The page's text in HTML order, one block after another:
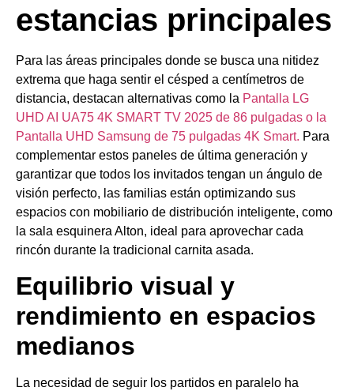
estancias principales
Para las áreas principales donde se busca una nitidez
extrema que haga sentir el césped a centímetros de
distancia, destacan alternativas como la Pantalla LG
UHD AI UA75 4K SMART TV 2025 de 86 pulgadas o la
Pantalla UHD Samsung de 75 pulgadas 4K Smart. Para
complementar estos paneles de última generación y
garantizar que todos los invitados tengan un ángulo de
visión perfecto, las familias están optimizando sus
espacios con mobiliario de distribución inteligente, como
la sala esquinera Alton, ideal para aprovechar cada
rincón durante la tradicional carnita asada.
Equilibrio visual y
rendimiento en espacios
medianos
La necesidad de seguir los partidos en paralelo ha